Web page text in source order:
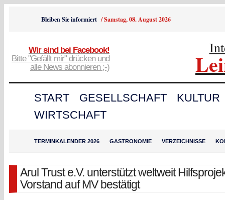
Bleiben Sie informiert /Samstag, 08. August 2026
Wir sind bei Facebook!
Bitte "Gefällt mir" drücken und
alle News abonnieren ;-)
START GESELLSCHAFT
KULTUR
WIRTSCHAFT
TERMINKALENDER 2026 GASTRONOMIE VERZEICHNISSE
Arul Trust e.V. unterstützt weltweit
Vorstand auf MV bestätigt